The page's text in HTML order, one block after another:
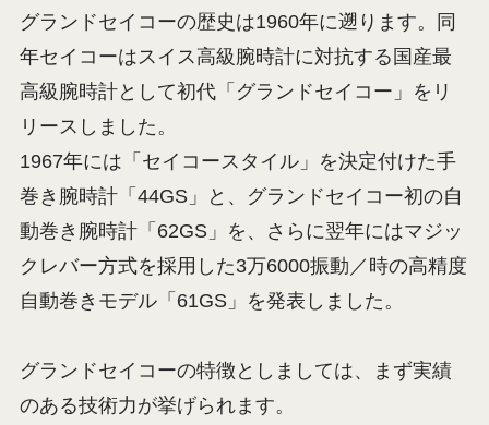
グランドセイコーの歴史は1960年に遡ります。同
年セイコーはスイス高級腕時計に対抗する国産最
高級腕時計として初代「グランドセイコー」をリ
リースしました。
1967年には「セイコースタイル」を決定付けた手
巻き腕時計「44GS」と、グランドセイコー初の自
動巻き腕時計「62GS」を、さらに翌年にはマジッ
クレバー方式を採用した3万6000振動／時の高精度
自動巻きモデル「61GS」を発表しました。
グランドセイコーの特徴としましては、まず実績
のある技術力が挙げられます。